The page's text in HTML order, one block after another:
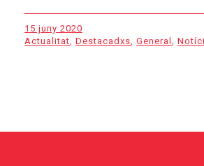
15 juny 2020
Actualitat, Destacadxs, General ,